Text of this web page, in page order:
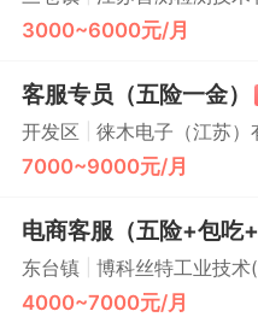
3000~6000元/月
客服专员（五险一金）
开发区
徕木电子（江苏）
7000~9000元/月
电商客服（五险+包吃+
东台镇
博科丝特工业技术
4000~7000元/月